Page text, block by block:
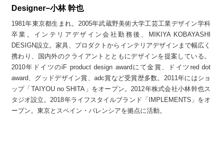
Designer−小林 幹也
1981年東京都生まれ。2005年武蔵野美術大学工芸工業デザイン学科
卒業。インテリアデザイン会社勤務後、MIKIYA KOBAYASHI
DESIGN設立。家具、プロダクトからインテリアデザインまで幅広く
携わり、国内外のクライアントとともにデザインを提案している。
2010年ドイツのiF product design awardにて金賞、ドイツred dot
award、グッドデザイン賞、adc賞など受賞歴多数。2011年にはショ
ップ「TAIYOU no SHITA」をオープン。2012年株式会社小林幹也ス
タジオ設立。2018年ライフスタイルブランド「IMPLEMENTS」をオ
ープン。東京とスペイン・バレンシアを拠点に活動。